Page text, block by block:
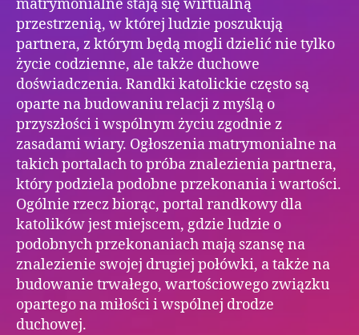
matrymonialne stają się wirtualną
przestrzenią, w której ludzie poszukują
partnera, z którym będą mogli dzielić nie tylko
życie codzienne, ale także duchowe
doświadczenia. Randki katolickie często są
oparte na budowaniu relacji z myślą o
przyszłości i wspólnym życiu zgodnie z
zasadami wiary. Ogłoszenia matrymonialne na
takich portalach to próba znalezienia partnera,
który podziela podobne przekonania i wartości.
Ogólnie rzecz biorąc, portal randkowy dla
katolików jest miejscem, gdzie ludzie o
podobnych przekonaniach mają szansę na
znalezienie swojej drugiej połówki, a także na
budowanie trwałego, wartościowego związku
opartego na miłości i wspólnej drodze
duchowej.